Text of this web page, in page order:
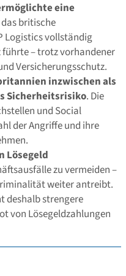
eine
britische
Logistics vollständig
– trotz vorhandener
Versicherungsschutz.
inzwischen als
Sicherheitsrisiko. Die
und Social
der Angriffe und ihre
Lösegeld
zu vermeiden –
weiter antreibt.
deshalb strengere
von Lösegeldzahlungen